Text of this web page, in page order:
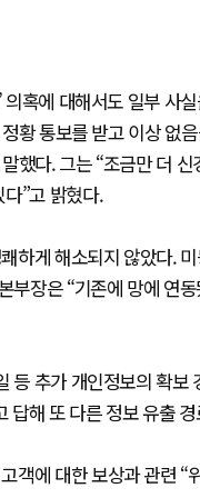
혹에 대해서도 일부 사
황 통보를 받고 이상 없
했다. 그는 “조금만 더
”고 밝혔다.
하게 해소되지 않았다.
부장은 “기존에 망에 연
등 추가 개인정보의 확
답해 또 다른 정보 유출
객에 대한 보상과 관련